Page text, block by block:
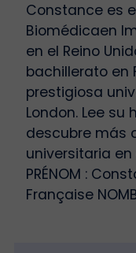
Constance es
Biomédicaen
en el Reino
bachillerato en
prestigiosa
London. Lee
descubre más
universitaria en
PRÉNOM :
Française